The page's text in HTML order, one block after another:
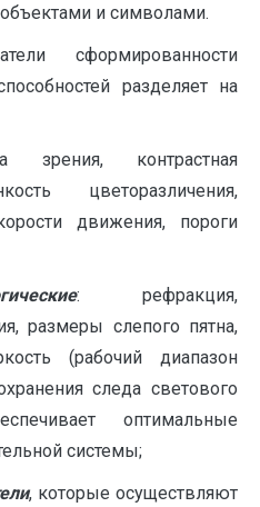
и символами.
сформированности
разделяет на
зрения, контрастная
цветоразличения,
движения, пороги
: рефракция,
размеры слепого пятна,
(рабочий диапазон
следа светового
оптимальные
системы;
, которые осуществляют